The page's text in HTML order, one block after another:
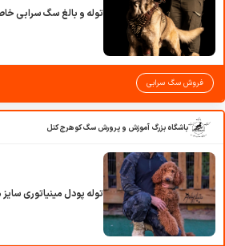
توله و بالغ سگ سرابی
فروش سگ سرابی
باشگاه بزرگ آموزش و پرورش سگ کوهرج کنل
توله پودل مینیاتوری